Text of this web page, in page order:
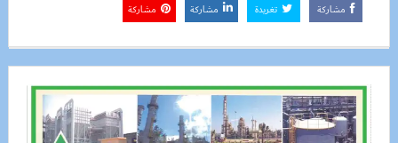
مشاركة تغريدة مشاركة مشاركة